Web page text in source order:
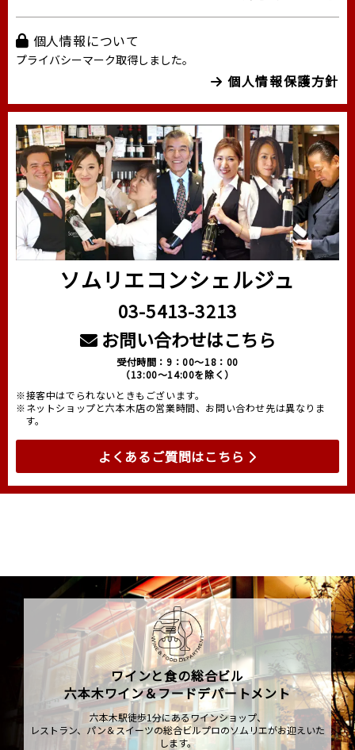
個人情報について
プライバシーマーク取得しました。
個人情報保護方針
ソムリエコンシェルジュ
03-5413-3213
お問い合わせはこちら
受付時間：9：00～18：00
（13:00～14:00を除く）
※接客中はでられないときもございます。
※ネットショップと六本木店の営業時間、お問い合わせ先は異なりま
す。
よくあるご質問はこちら
ワインと食の総合ビル
六本木ワイン＆フードデパートメント
六本木駅徒歩1分にあるワインショップ、
レストラン、パン＆スイーツの総合ビルプロのソムリエがお迎えいた
します。